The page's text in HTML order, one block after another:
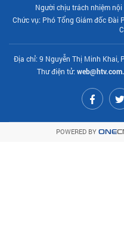
Người chịu trách nhiệm nội
Chức vụ: Phó Tổng Giám đốc Đài
Địa chỉ: 9 Nguyễn Thị Minh Khai,
Thư điện tử:
POWERED BY ONE